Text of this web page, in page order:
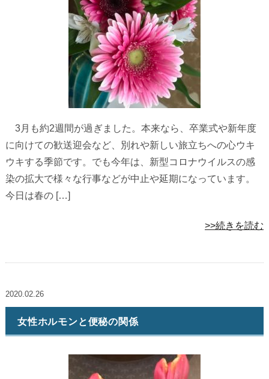
3月も約2週間が過ぎました。本来なら、卒業式や新年度
に向けての歓送迎会など、別れや新しい旅立ちへの心ウキ
ウキする季節です。でも今年は、新型コロナウイルスの感
染の拡大で様々な行事などが中止や延期になっています。
今日は春の […]
>>続きを読む
2020.02.26
女性ホルモンと便秘の関係